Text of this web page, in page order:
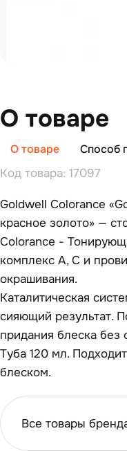
О товаре
О товаре Способ
Код товара: 17097
Goldwell Colorance
красное золото» —
Colorance -
комплекс A, C и
окрашивания.
Каталитическая
сияющий результат.
придания блеска без
Туба 120 мл.
блеском.
Все товары